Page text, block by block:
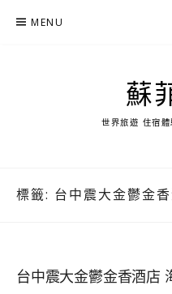
MENU
蘇
世界旅遊 住宿
標籤: 台中震大金鬱金
台中震大金鬱金香酒店